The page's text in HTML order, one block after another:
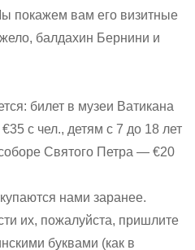
покажем вам его визитные
балдахин Бернини и
билет в музеи Ватикана
с чел., детям с 7 до 18 лет
Святого Петра — €20
нами заранее.
их, пожалуйста, пришлите
буквами (как в